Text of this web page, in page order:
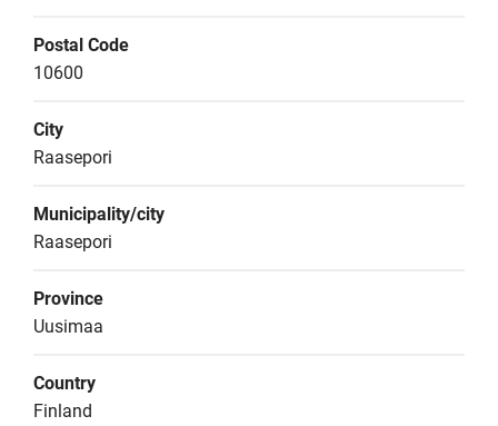
Postal Code
10600
City
Raasepori
Municipality/city
Raasepori
Province
Uusimaa
Country
Finland